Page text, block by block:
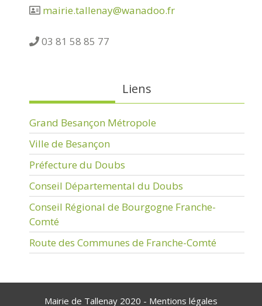
mairie.tallenay@wanadoo.fr
03 81 58 85 77
Liens
Grand Besançon Métropole
Ville de Besançon
Préfecture du Doubs
Conseil Départemental du Doubs
Conseil Régional de Bourgogne Franche-
Comté
Route des Communes de Franche-Comté
Mairie de Tallenay 2020 - Mentions légales